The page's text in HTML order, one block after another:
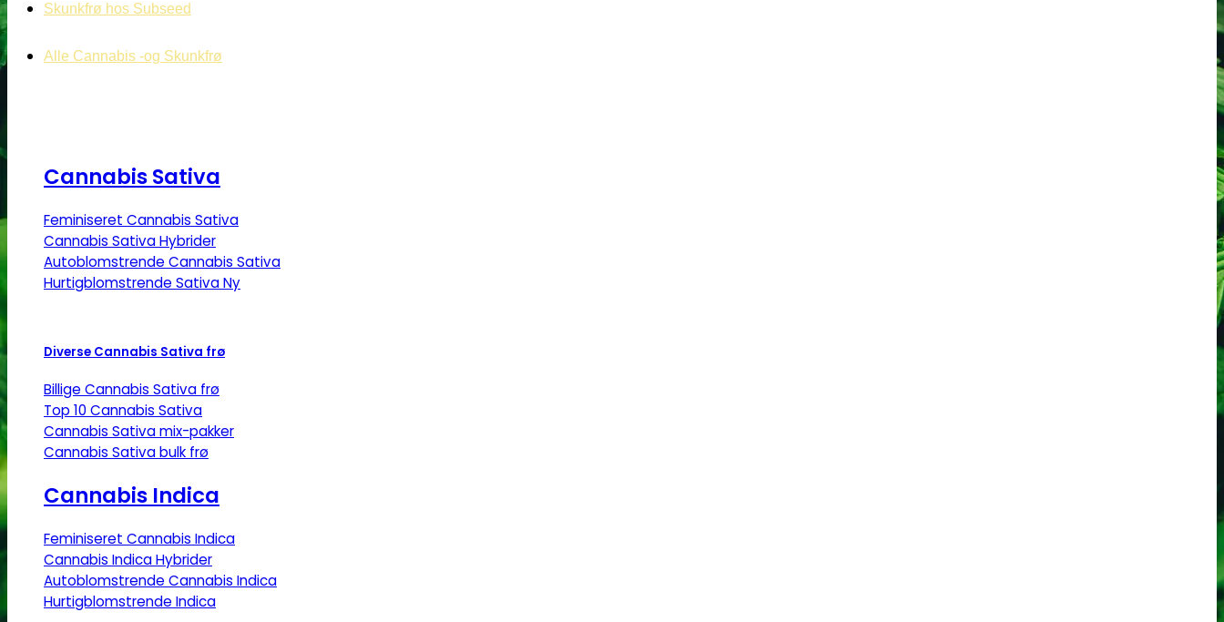
Skunkfrø hos Subseed
Alle Cannabis -og Skunkfrø
Cannabis Sativa
Feminiseret Cannabis Sativa
Cannabis Sativa Hybrider
Autoblomstrende Cannabis Sativa
Hurtigblomstrende Sativa
Diverse Cannabis Sativa frø
Billige Cannabis Sativa frø
Top 10 Cannabis Sativa
Cannabis Sativa mix-pakker
Cannabis Sativa bulk frø
Cannabis Indica
Feminiseret Cannabis Indica
Cannabis Indica Hybrider
Autoblomstrende Cannabis Indica
Hurtigblomstrende Indica